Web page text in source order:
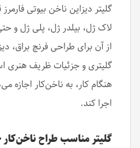
گلیتر دیزاین ناخن بیوتی
لاک ژل، بیلدر ژل، پلی ژل و
از آن برای طراحی فرنچ براق،
گلیتری و جزئیات ظریف هنری
هنگام کار، به ناخن‌کار اجازه
اجرا کند.
گلیتر مناسب طراح